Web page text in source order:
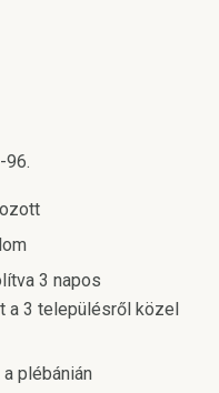
96.
3 napos
a 3 településről közel
plébánián